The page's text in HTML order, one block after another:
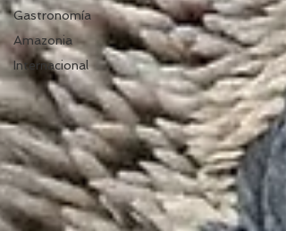
Gastronomía
Amazonia
Internacional